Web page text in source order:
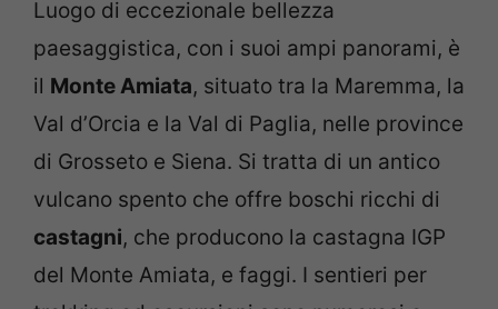
Luogo di eccezionale bellezza
paesaggistica, con i suoi ampi panorami, è
il Monte Amiata, situato tra la Maremma, la
Val d’Orcia e la Val di Paglia, nelle province
di Grosseto e Siena. Si tratta di un antico
vulcano spento che offre boschi ricchi di
castagni, che producono la castagna IGP
del Monte Amiata, e faggi. I sentieri per